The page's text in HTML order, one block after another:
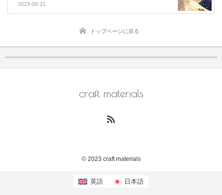
2023-08-21
トップページに戻る
craft materials
© 2023 craft materials
英語 日本語